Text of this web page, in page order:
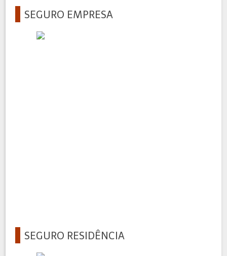
SEGURO EMPRESA
SEGURO RESIDÊNCIA